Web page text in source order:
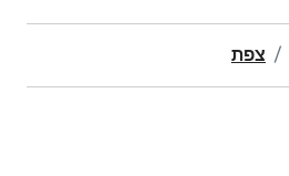
צפת